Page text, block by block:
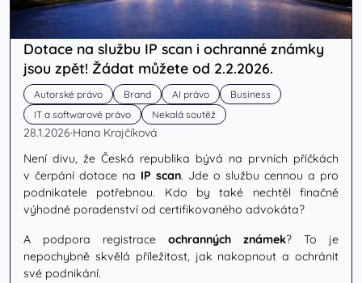
Dotace na službu IP scan i ochranné známky
jsou zpět! Žádat můžete od 2.2.2026.
Autorské právo Brand AI právo
Business
IT a softwarové právo
Nekalá soutěž
28.1.2026·Hana Krajčíková
Není divu, že Česká republika bývá na prvních příčkách
v čerpání dotace na IP scan. Jde o službu cennou a pro
podnikatele potřebnou. Kdo by také nechtěl finačně
výhodné poradenství od certifikovaného advokáta?
A podpora registrace ochranných známek? To je
nepochybně skvělá příležitost, jak nakopnout a ochránit
své podnikání.